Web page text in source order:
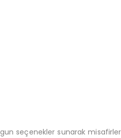
seçenekler sunarak